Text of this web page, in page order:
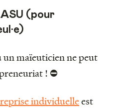
(pour
un maïeuticien ne peut
! ⛔
individuelleest